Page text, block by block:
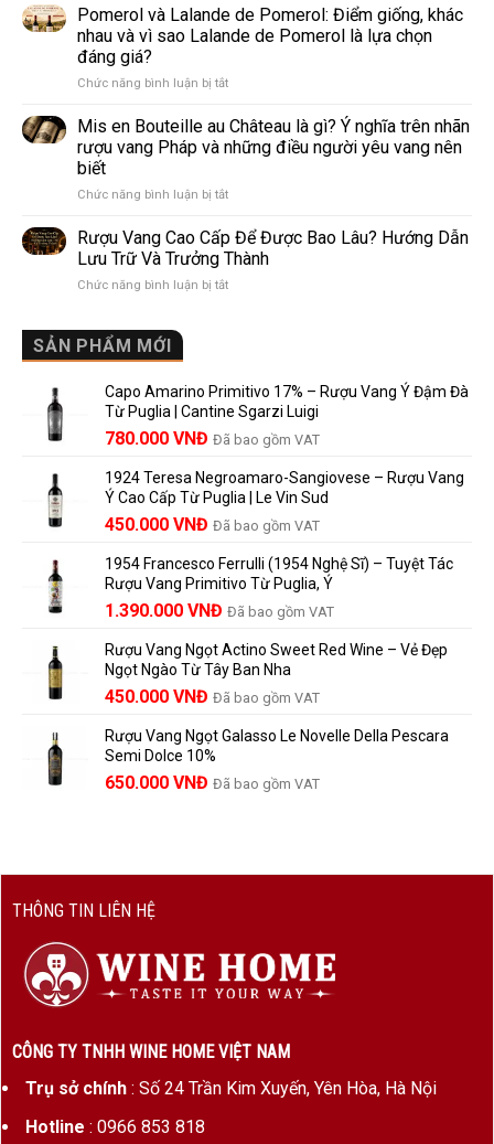
vang
phổ
thế
Và
Sparkling
Wine
Nhau
Thế
Nào?
So
Dễ
Hiểu
Người
Pomerol và Lalande de Pomerol: Điểm giống, khác
nhau và vì sao Lalande de Pomerol là lựa chọn
đáng giá?
Chức năng bình luận bị tắtở
và
Lalande
de
Điểm
khác
nhau
vì
lựa
chọn
đáng
Mis en Bouteille au Château là gì? Ý nghĩa trên nhãn
rượu vang Pháp và những điều người yêu vang nên
biết
Chức năng bình luận bị tắtở
en
Bouteille
au
Château
nhãn
rượu
vang
và
những
người
vang
nên
biết
Rượu Vang Cao Cấp Để Được Bao Lâu? Hướng Dẫn
Lưu Trữ Và Trưởng Thành
Chức năng bình luận bị tắtở
Được
Bao
Lâu?
Dẫn
Lưu
Trữ
Và
Thành
SẢN PHẨM MỚI
Capo Amarino Primitivo 17% – Rượu Vang Ý Đậm Đà
Từ Puglia | Cantine Sgarzi Luigi
Giá
là:
858.000 VNĐ.
780.000 VNĐ Giá
tại
là:
780.000 VNĐ.
Đã bao gồm VAT
1924 Teresa Negroamaro-Sangiovese – Rượu Vang
Ý Cao Cấp Từ Puglia | Le Vin Sud
Giá
là:
495.000 VNĐ.
450.000 VNĐ Giá
tại
là:
450.000 VNĐ.
Đã bao gồm VAT
1954 Francesco Ferrulli (1954 Nghệ Sĩ) – Tuyệt Tác
Rượu Vang Primitivo Từ Puglia, Ý
Giá
là:
1.529.000 VNĐ.
1.390.000 VNĐ Giá
tại
là:
1.390.000 VNĐ.
Đã bao gồm VAT
Rượu Vang Ngọt Actino Sweet Red Wine – Vẻ Đẹp
Ngọt Ngào Từ Tây Ban Nha
450.000 VNĐ Đã bao gồm VAT
Rượu Vang Ngọt Galasso Le Novelle Della Pescara
Semi Dolce 10%
650.000 VNĐ Đã bao gồm VAT
THÔNG TIN LIÊN HỆ
CÔNG TY TNHH WINE HOME VIỆT NAM
Trụ sở chính: Số 24 Trần Kim Xuyến, Yên Hòa, Hà Nội
Hotline : 0966 853 818